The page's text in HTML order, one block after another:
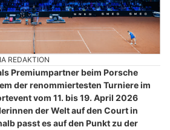
REDAKTION
Premiumpartner beim Porsche
der renommiertesten Turniere im
vom 11. bis 19. April 2026
der Welt auf den Court in
passt es auf den Punkt zu der